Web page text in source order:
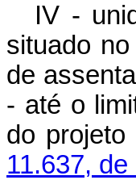
IV -
situado
de
- até o
do
11.637, de